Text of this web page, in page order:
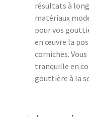
résultats à
matériaux
pour vos
en œuvre la
corniches.
tranquille en
gouttière à la